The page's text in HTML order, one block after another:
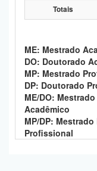
Totais
ME: Mestrado
DO: Doutorado
MP: Mestrado
DP: Doutorado
ME/DO:
Acadêmico
MP/DP:
Profissional